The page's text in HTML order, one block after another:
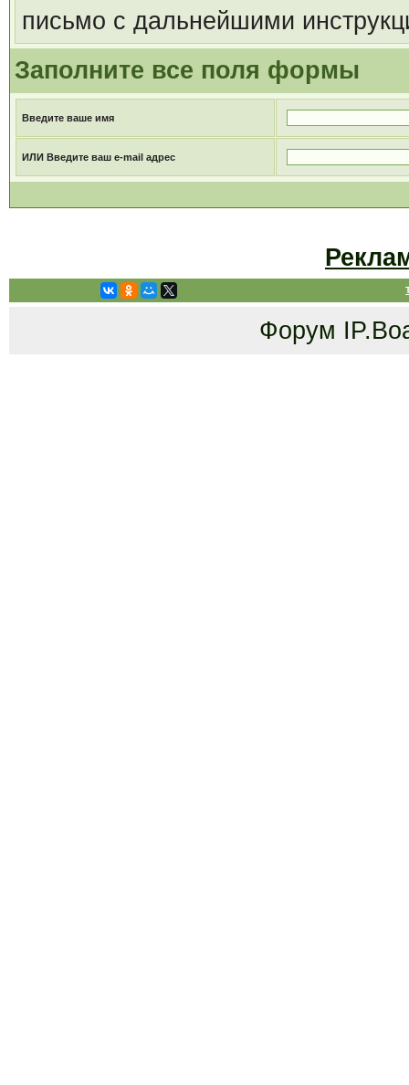
письмо с дальнейшими
Заполните все поля формы
Введите ваше имя
ИЛИ Введите ваш e-mail адрес
Форум